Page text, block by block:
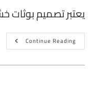
يعتبر تصميم
Continue Reading